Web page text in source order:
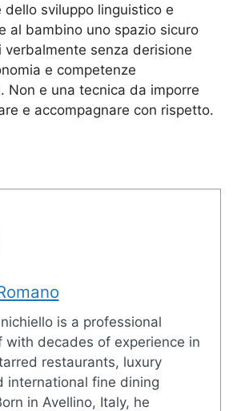
dello sviluppo linguistico e
al bambino uno spazio sicuro
verbalmente senza derisione
e competenze
Non e una tecnica da imporre
e accompagnare con rispetto.
is a professional
with decades of experience in
restaurants, luxury
international fine dining
in Avellino, Italy, he